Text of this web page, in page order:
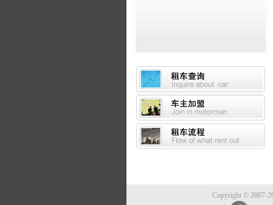
Copyright © 2007-